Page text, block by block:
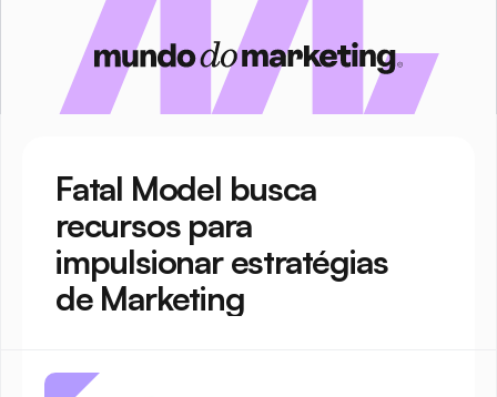
Fatal Model busca
recursos para
impulsionar estratégias
de Marketing